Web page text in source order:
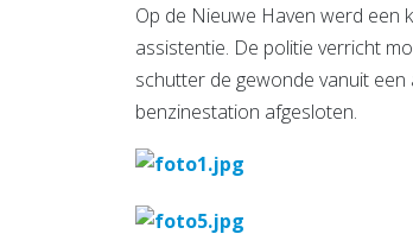
Op de Nieuwe Haven werd een
assistentie. De politie verricht
schutter de gewonde vanuit
benzinestation afgesloten.